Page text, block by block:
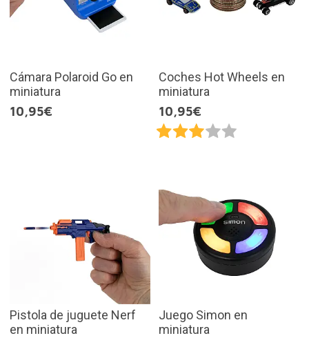
Cámara Polaroid Go en
miniatura
10,95€
Coches Hot Wheels en
miniatura
10,95€
Pistola de juguete Nerf
en miniatura
Juego Simon en
miniatura